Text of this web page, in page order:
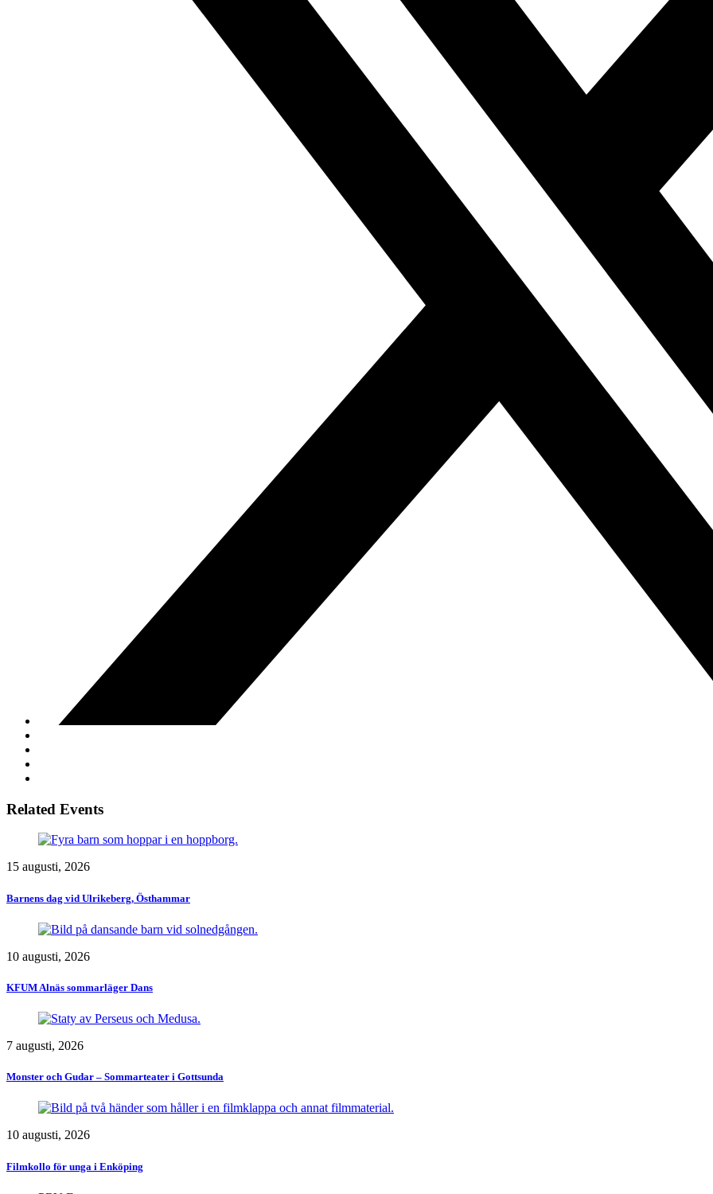
Related Events
15 augusti, 2026
Barnens dag vid Ulrikeberg, Östhammar
10 augusti, 2026
KFUM Alnäs sommarläger Dans
7 augusti, 2026
Monster och Gudar – Sommarteater i Gottsunda
10 augusti, 2026
Filmkollo för unga i Enköping